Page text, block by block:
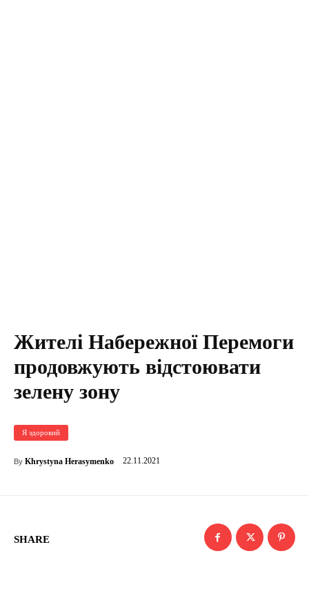
Жителі Набережної Перемоги
продовжують відстоювати
зелену зону
Я здоровий
By Khrystyna Herasymenko 22.11.2021
SHARE